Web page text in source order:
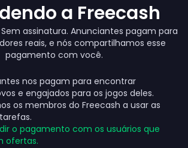
a Freecash
assinatura. Anunciantes pagam para
reais, e nós compartilhamos esse
pagamento com você.
nos pagam para encontrar
e engajados para os jogos deles.
os membros do Freecash a usar as
o pagamento com os usuários que
ofertas.